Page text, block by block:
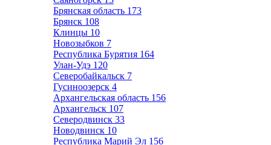
Брянская область 173
Брянск 108
Клинцы 10
Новозыбков 7
Республика Бурятия 164
Улан-Удэ 120
Северобайкальск 7
Гусиноозерск 4
Архангельская область 156
Архангельск 107
Северодвинск 33
Новодвинск 10
Республика Марий Эл 156